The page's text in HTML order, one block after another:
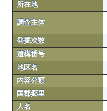
所在地
調査主体
発掘次数
遺構番号
地区名
内容分類
国郡郷里
人名